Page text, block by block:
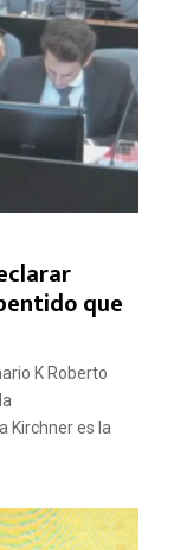
que
K Roberto
Kirchner es la